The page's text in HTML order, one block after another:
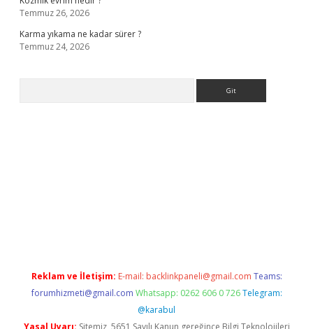
Temmuz 26, 2026
Karma yıkama ne kadar sürer ?
Temmuz 24, 2026
Reklam ve İletişim: E-mail: backlinkpaneli@gmail.com Teams:
forumhizmeti@gmail.com Whatsapp: 0262 606 0 726 Telegram:
@karabul
Yasal Uyarı: Sitemiz, 5651 Sayılı Kanun gereğince Bilgi Teknolojileri